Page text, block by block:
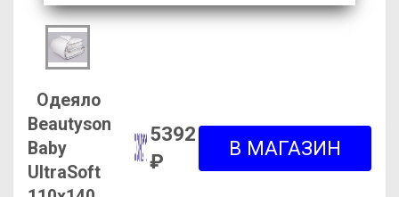
Одеяло
Beautyson
Baby
UltraSoft
5392
₽